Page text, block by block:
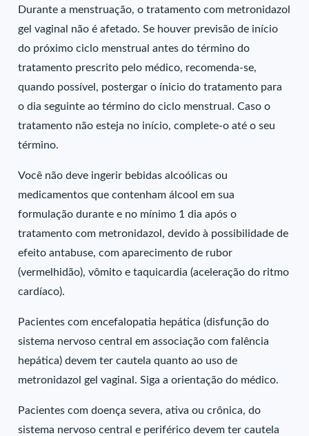
Durante a menstruação, o tratamento com metronidazol
gel vaginal não é afetado. Se houver previsão de início
do próximo ciclo menstrual antes do término do
tratamento prescrito pelo médico, recomenda-se,
quando possível, postergar o ínicio do tratamento para
o dia seguinte ao término do ciclo menstrual. Caso o
tratamento não esteja no início, complete-o até o seu
término.
Você não deve ingerir bebidas alcoólicas ou
medicamentos que contenham álcool em sua
formulação durante e no mínimo 1 dia após o
tratamento com metronidazol, devido à possibilidade de
efeito antabuse, com aparecimento de rubor
(vermelhidão), vômito e taquicardia (aceleração do ritmo
cardíaco).
Pacientes com encefalopatia hepática (disfunção do
sistema nervoso central em associação com falência
hepática) devem ter cautela quanto ao uso de
metronidazol gel vaginal. Siga a orientação do médico.
Pacientes com doença severa, ativa ou crônica, do
sistema nervoso central e periférico devem ter cautela